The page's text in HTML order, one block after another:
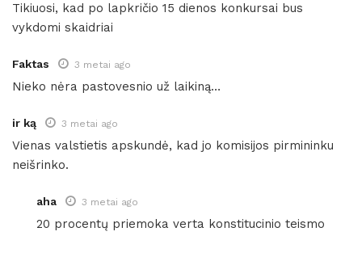
Tikiuosi, kad po lapkričio 15 dienos konkursai bus
vykdomi skaidriai
Faktas 3 metai ago
Nieko nėra pastovesnio už laikiną…
ir ką 3 metai ago
Vienas valstietis apskundė, kad jo komisijos pirmininku
neišrinko.
aha 3 metai ago
20 procentų priemoka verta konstitucinio teismo